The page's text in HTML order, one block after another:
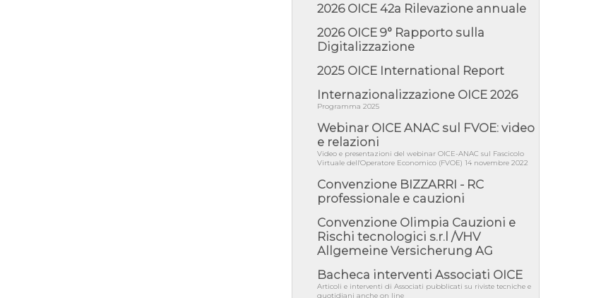
04/08/26 - DL PA: previste cancellazioni da
elenchi professionisti per ...
04/08/26 - International Sustainable
Buildings Competition - COP31, An...
04/08/26 - CdS, project financing: progetto di
fattibilità da impugnar...
04/08/26 - Rapporto Anac corruzione 2020-
04/08/26 - CdS: partecipazione alla gara non
equivale ad acquiescenza r...
Camera, passa ora al Senato
03/08/26 - TAR Piemonte: RUP può avvalersi
03/08/26 - Gruppo FS: nel primo semestre
2026 3 mld di aggiudicazioni e...
Imprese e Territori del Centro ...
03/08/26 - TAR Sicilia: raggruppate devono
2026 OICE 42a Rilevazione annuale
2026 OICE 9° Rapporto sulla
Digitalizzazione
2025 OICE International Report
Internazionalizzazione OICE 2026
Programma 2025
Webinar OICE ANAC sul FVOE: video
e relazioni
Video e presentazioni del webinar OICE-ANAC sul Fascicolo
Virtuale dell'Operatore Economico (FVOE) 14 novembre 2022
Convenzione BIZZARRI - RC
professionale e cauzioni
Convenzione Olimpia Cauzioni e
Rischi tecnologici s.r.l /VHV
Allgemeine Versicherung AG
Bacheca interventi Associati OICE
Articoli e interventi di Associati pubblicati su riviste tecniche e
quotidiani anche on line